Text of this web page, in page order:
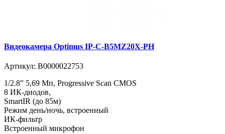
Видеокамера Optimus IP-C-B5MZ20X-PH
Артикул: В0000022753
1/2.8” 5,69 Мп, Progressive Scan CMOS
8 ИК-диодов,
SmartIR (до 85м)
Режим день/ночь, встроенный
ИК-фильтр
Встроенный микрофон